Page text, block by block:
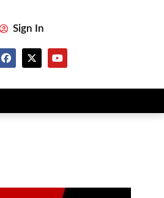
Sign In